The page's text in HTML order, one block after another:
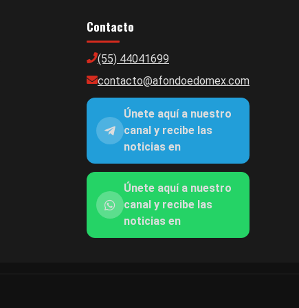
Contacto
(55) 44041699
contacto@afondoedomex.com
Únete aquí a nuestro
canal y recibe las
noticias en
Únete aquí a nuestro
canal y recibe las
noticias en